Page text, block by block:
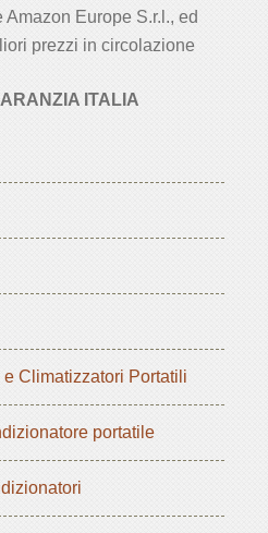
Europe S.r.l., ed
prezzi in circolazione
ITALIA
Climatizzatori Portatili
portatile